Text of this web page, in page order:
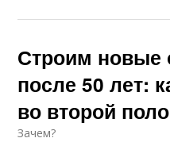
Строим новые
после 50 лет:
во второй
Зачем?